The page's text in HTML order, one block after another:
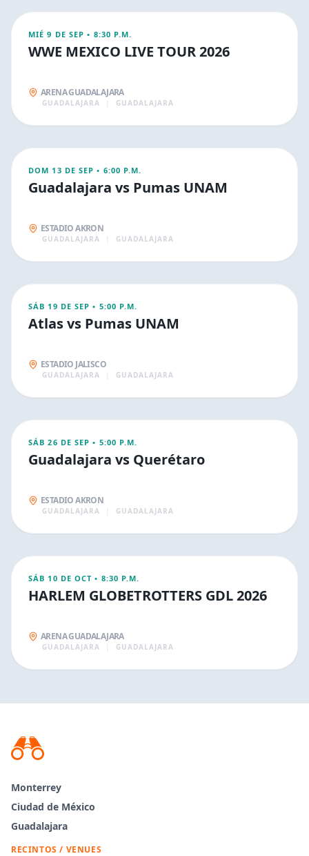
DEPORTIVOS
MIÉ 9 DE SEP • 8:30 P.M.
WWE MEXICO LIVE TOUR 2026
ARENA GUADALAJARA
GUADALAJARA GUADALAJARA
DEPORTIVOS
14
DOM 13 DE SEP • 6:00 P.M.
Guadalajara vs Pumas UNAM
ESTADIO AKRON
GUADALAJARA GUADALAJARA
DEPORTIVOS
19
SÁB 19 DE SEP • 5:00 P.M.
Atlas vs Pumas UNAM
ESTADIO JALISCO
GUADALAJARA GUADALAJARA
DEPORTIVOS
26
SÁB 26 DE SEP • 5:00 P.M.
Guadalajara vs Querétaro
ESTADIO AKRON
GUADALAJARA GUADALAJARA
DEPORTIVOS
11
SÁB 10 DE OCT • 8:30 P.M.
HARLEM GLOBETROTTERS GDL 2026
ARENA GUADALAJARA
GUADALAJARA GUADALAJARA
Monterrey
Ciudad de México
Guadalajara
RECINTOS / VENUES